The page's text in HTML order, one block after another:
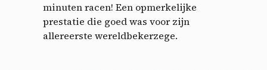
minuten racen! Een opmerkelijke
prestatie die goed was voor zijn
allereerste wereldbekerzege.